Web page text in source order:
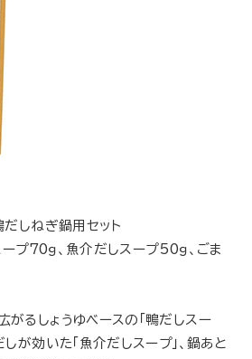
だしねぎ鍋用セット
ープ70ｇ、魚介だしスープ50ｇ、ごま
るしょうゆベースの「鴨だしスー
しが効いた「魚介だしスープ」、鍋あと